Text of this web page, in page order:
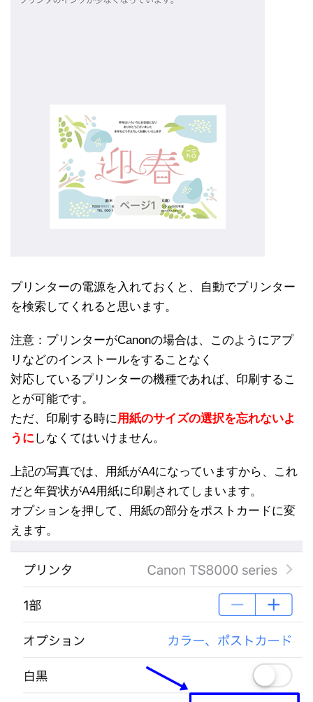
プリンターの電源を入れておくと、自動でプリンター
を検索してくれると思います。
注意：プリンターがCanonの場合は、このようにアプ
リなどのインストールをすることなく
対応しているプリンターの機種であれば、印刷するこ
とが可能です。
ただ、印刷する時に 用紙のサイズの選択を忘れないよ
うに しなくてはいけません。
上記の写真では、用紙がA4になっていますから、これ
だと年賀状がA4用紙に印刷されてしまいます。
オプションを押して、用紙の部分をポストカードに変
えます。